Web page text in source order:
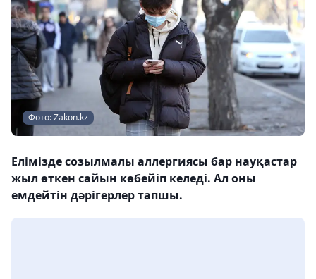
Фото: Zakon.kz
Елімізде созылмалы аллергиясы бар науқастар
жыл өткен сайын көбейіп келеді. Ал оны
емдейтін дәрігерлер тапшы.